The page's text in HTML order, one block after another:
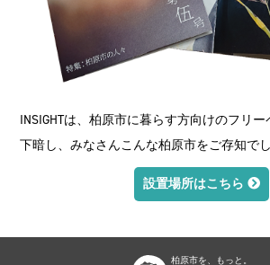
INSIGHTは、柏原市に暮らす方向けのフリ
下暗し、みなさんこんな柏原市をご存知で
設置場所はこちら